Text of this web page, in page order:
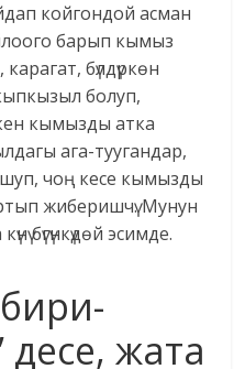
койгондой асман
барып кымыз
бүлдүркөн
болуп,
кымызды атка
ага-туугандар,
чоң кесе кымызды
жиберишчү. Мунун
бүгүнкүдөй эсимде.
десе, жата